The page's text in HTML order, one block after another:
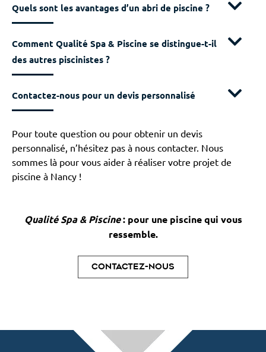
Quels sont les avantages d’un abri de piscine ?
Comment Qualité Spa & Piscine se distingue-t-il
des autres piscinistes ?
Contactez-nous pour un devis personnalisé
Pour toute question ou pour obtenir un devis
personnalisé, n’hésitez pas à nous contacter. Nous
sommes là pour vous aider à réaliser votre projet de
piscine à Nancy !
Qualité Spa & Piscine: pour une piscine qui vous
ressemble.
Contactez-nous